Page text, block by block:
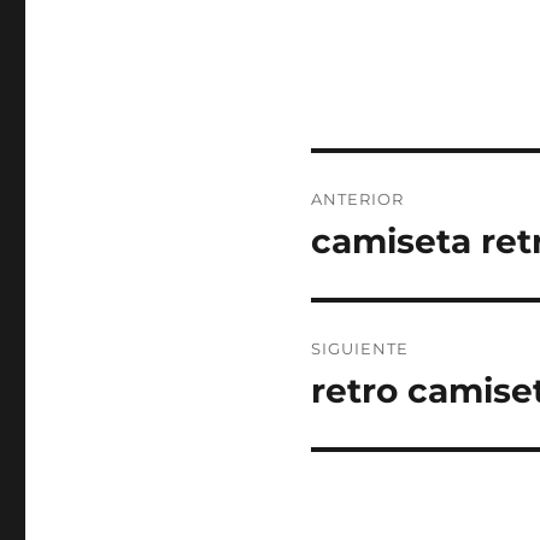
de
ANTERIOR
Entrada
camiseta
SIGUIENTE
Entrada
retro